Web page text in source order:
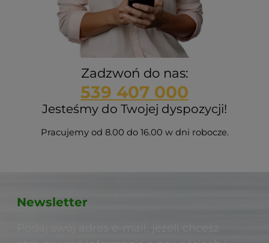
Zadzwoń do nas:
539 407 000
Jesteśmy do Twojej dyspozycji!
Pracujemy od 8.00 do 16.00 w dni robocze.
Newsletter